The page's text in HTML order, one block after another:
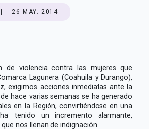
26 MAY. 2014
de violencia contra las mujeres que
Lagunera (Coahuila y Durango),
exigimos acciones inmediatas ante la
hace varias semanas se ha generado
en la Región, convirtiéndose en una
tenido un incremento alarmante,
nos llenan de indignación.